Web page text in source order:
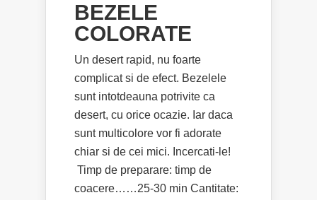
BEZELE
COLORATE
Un desert rapid, nu foarte
complicat si de efect. Bezelele
sunt intotdeauna potrivite ca
desert, cu orice ocazie. Iar daca
sunt multicolore vor fi adorate
chiar si de cei mici. Incercati-le!
Timp de preparare: timp de
coacere……25-30 min Cantitate: